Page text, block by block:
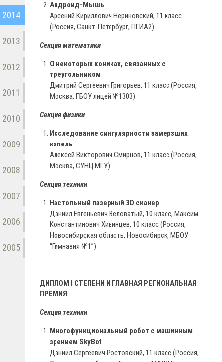
2014
2013
2012
2011
2010
2009
2008
2007
2006
2005
Андроид-Мышь
Арсений Кириллович Нериновский, 11 класс
(Россия, Санкт-Петербург, ПГИА2)
Секция математики
О некоторых кониках, связанных с
треугольником
Дмитрий Сергеевич Григорьев, 11 класс (Россия,
Москва, ГБОУ лицей №1303)
Секция физики
Исследование сингулярности замерзших
капель
Алексей Викторович Смирнов, 11 класс (Россия,
Москва, СУНЦ МГУ)
Секция техники
Настольный лазерный 3D сканер
Даниил Евгеньевич Веловатый, 10 класс, Максим
Константинович Хивинцев, 10 класс (Россия,
Новосибирская область, Новосибирск, МБОУ
“Гимназия №1”)
ДИПЛОМ I СТЕПЕНИ И ГЛАВНАЯ РЕГИОНАЛЬНАЯ
ПРЕМИЯ
Секция техники
Многофункциональный робот с машинным
зрением SkyBot
Даниил Сергеевич Ростовский, 11 класс (Россия,